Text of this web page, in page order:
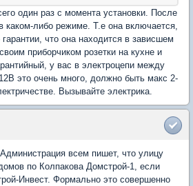
один раз с момента установки. После
каком-либо режиме. Т.е она включается,
что она находится в зависшем
приборчиком розетки на кухне и
у вас в электроцепи между
это очень много, должно быть макс 2-
Вызывайте электрика.
всем пишет, что улицу
по Колпакова Домстрой-1, если
Инвест. Формально это совершенно